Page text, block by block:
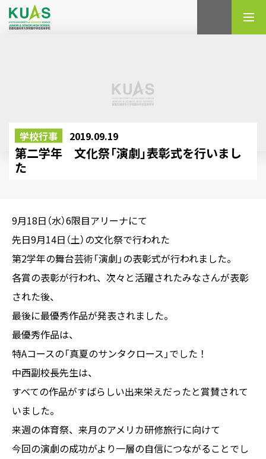
学校行事 2019.09.19
第二学年 文化祭「演劇」表彰式を行いまし
た
9月18日（水）6限目アリーナにて
先日9月14日（土）の文化祭で行われた
第2学年の舞台芸術「演劇」の表彰式が行われました。
各賞の表彰が行われ、次々と活躍されたみなさんが表彰
された後、
最後に最優秀作品が発表されました。
最優秀作品は、
特Aコースの「真夏のサンタクロース」でした！
中西副校長先生は、
すべての作品がすばらしい出来栄えだったと賞賛されて
いました。
来週の体育祭、来月のアメリカ研修旅行に向けて
今回の演劇の成功がより一層の自信につながることでし